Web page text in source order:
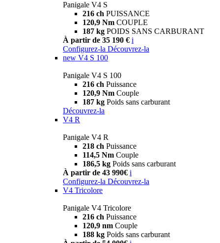
Panigale V4 S
216 ch PUISSANCE
120,9 Nm COUPLE
187 kg POIDS SANS CARBURANT
À partir de 35 190 € i
Configurez-la Découvrez-la
new V4 S 100
Panigale V4 S 100
216 ch Puissance
120,9 Nm Couple
187 kg Poids sans carburant
Découvrez-la
V4 R
Panigale V4 R
218 ch Puissance
114,5 Nm Couple
186,5 kg Poids sans carburant
À partir de 43 990€ i
Configurez-la Découvrez-la
V4 Tricolore
Panigale V4 Tricolore
216 ch Puissance
120,9 nm Couple
188 kg Poids sans carburant